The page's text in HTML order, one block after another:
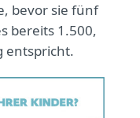
bevor sie fünf
bereits 1.500,
entspricht.